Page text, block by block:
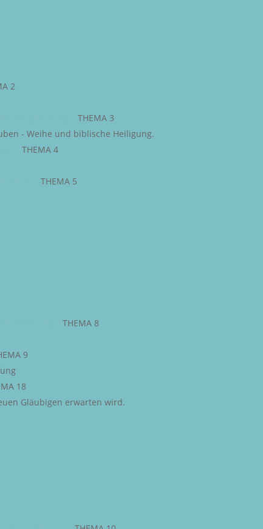
2
THEMA 3
- Weihe und biblische Heiligung.
THEMA 4
THEMA 5
THEMA 8
9
18
Gläubigen erwarten wird.